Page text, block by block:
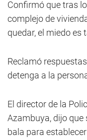
Confirmó que tras
complejo de
quedar, el miedo es
Reclamó
detenga a la
El director de la
Azambuya, dijo que
bala para